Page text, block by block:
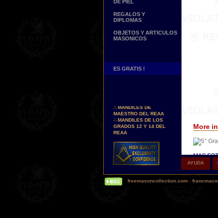
MAESTRO DEL REAA
∴MANDILES DE LOS
GRADOS 12 Y 14 DEL
REAA
Personaliza tus Arreos
TU NOMBRE BORDADO
SOBRE TU MANDIL, TU
BANDA O TU COLLARIN
Nueva pagina !
∴UNA PAGINA DE
TESTIMONIOS DE
DE PIEL
REGALOS Y
DIPLOMAS
OBJETOS Y ARTICULOS
MASONICOS
ES GRATIS !
AYUDA
freemasoncollection.com -
More
MAS
Δ
con los
oro y